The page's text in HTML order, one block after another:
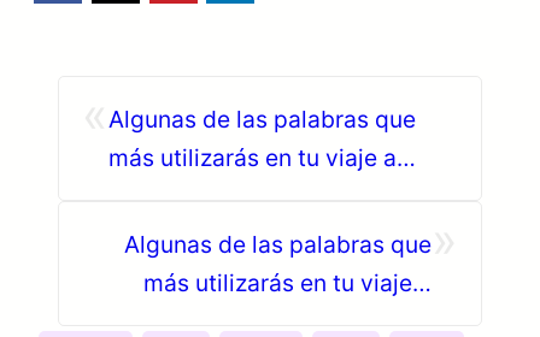
Algunas de las palabras que
más utilizarás en tu viaje a
Algunas de las palabras que
más utilizarás en tu viaje a